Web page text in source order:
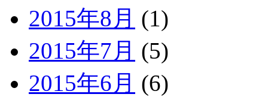
2015年8月 (1)
2015年7月 (5)
2015年6月 (6)